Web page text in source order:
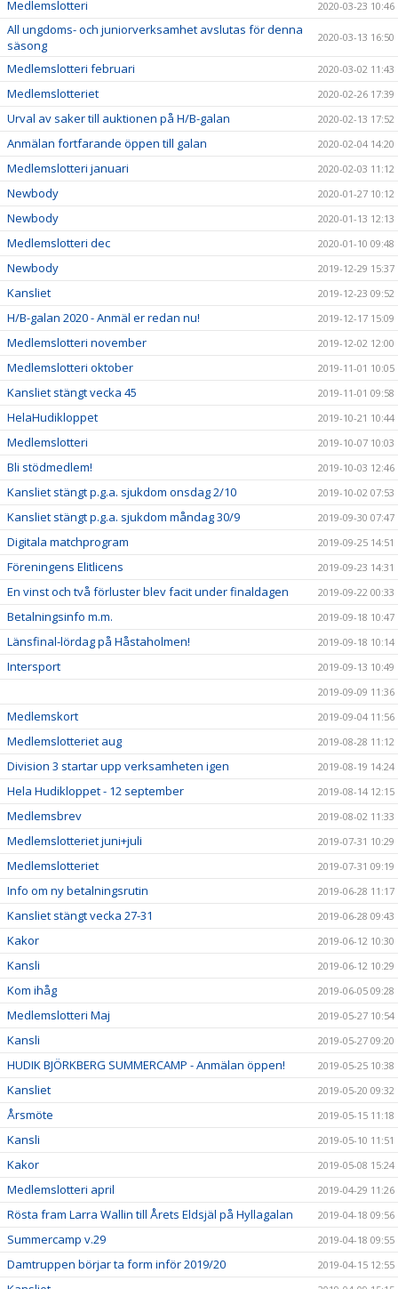
Medlemslotteri 2020-03-23 10:46
All ungdoms- och juniorverksamhet avslutas för denna
säsong
2020-03-13 16:50
Medlemslotteri februari 2020-03-02 11:43
Medlemslotteriet 2020-02-26 17:39
Urval av saker till auktionen på H/B-galan 2020-02-13 17:52
Anmälan fortfarande öppen till galan 2020-02-04 14:20
Medlemslotteri januari 2020-02-03 11:12
Newbody 2020-01-27 10:12
Newbody 2020-01-13 12:13
Medlemslotteri dec 2020-01-10 09:48
Newbody 2019-12-29 15:37
Kansliet 2019-12-23 09:52
H/B-galan 2020 - Anmäl er redan nu! 2019-12-17 15:09
Medlemslotteri november 2019-12-02 12:00
Medlemslotteri oktober 2019-11-01 10:05
Kansliet stängt vecka 45 2019-11-01 09:58
HelaHudikloppet 2019-10-21 10:44
Medlemslotteri 2019-10-07 10:03
Bli stödmedlem! 2019-10-03 12:46
Kansliet stängt p.g.a. sjukdom onsdag 2/10 2019-10-02 07:53
Kansliet stängt p.g.a. sjukdom måndag 30/9 2019-09-30 07:47
Digitala matchprogram 2019-09-25 14:51
Föreningens Elitlicens 2019-09-23 14:31
En vinst och två förluster blev facit under finaldagen 2019-09-22 00:33
Betalningsinfo m.m. 2019-09-18 10:47
Länsfinal-lördag på Håstaholmen! 2019-09-18 10:14
Intersport
2019-09-13 10:49
2019-09-09 11:36
Medlemskort 2019-09-04 11:56
Medlemslotteriet aug 2019-08-28 11:12
Division 3 startar upp verksamheten igen 2019-08-19 14:24
Hela Hudikloppet - 12 september 2019-08-14 12:15
Medlemsbrev 2019-08-02 11:33
Medlemslotteriet juni+juli 2019-07-31 10:29
Medlemslotteriet 2019-07-31 09:19
Info om ny betalningsrutin 2019-06-28 11:17
Kansliet stängt vecka 27-31 2019-06-28 09:43
Kakor 2019-06-12 10:30
Kansli 2019-06-12 10:29
Kom ihåg 2019-06-05 09:28
Medlemslotteri Maj 2019-05-27 10:54
Kansli 2019-05-27 09:20
HUDIK BJÖRKBERG SUMMERCAMP - Anmälan öppen! 2019-05-25 10:38
Kansliet 2019-05-20 09:32
Årsmöte 2019-05-15 11:18
Kansli 2019-05-10 11:51
Kakor 2019-05-08 15:24
Medlemslotteri april 2019-04-29 11:26
Rösta fram Larra Wallin till Årets Eldsjäl på Hyllagalan 2019-04-18 09:56
Summercamp v.29 2019-04-18 09:55
Damtruppen börjar ta form inför 2019/20 2019-04-15 12:55